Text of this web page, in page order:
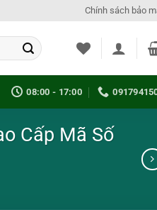
Chính sách bảo
08:00 - 17:00
Cấp Mã Số